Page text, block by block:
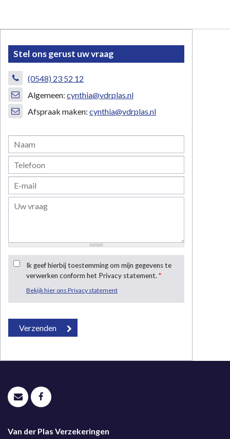
Stel ons gerust uw vraag
(0548) 23 52 12
Algemeen: cynthia@vdrplas.nl
Afspraak maken: cynthia@vdrplas.nl
Ik geef hierbij toestemming om mijn gegevens te
verwerken conform het Privacy statement.*
Bekijk hier ons Privacy statement
Van der Plas Verzekeringen